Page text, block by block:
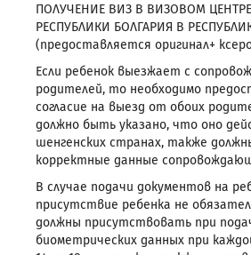
ПОЛУЧЕНИЕ ВИЗ В ВИЗОВОМ
РЕСПУБЛИКИ БОЛГАРИЯ В
(предоставляется оригинал+
Если ребенок выезжает с
родителей, то необходимо
согласие на выезд от обоих
должно быть указано, что оно
шенгенских странах, также
корректные данные
В случае подачи документов на
присутствие ребенка не
должны присутствовать при
биометрических данных при